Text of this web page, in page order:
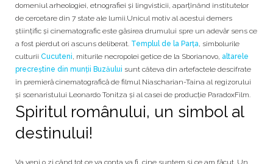
domeniul arheologiei, etnografiei și lingvisticii, aparțînând institutelor
de cercetare din 7 state ale lumii.Unicul motiv al acestui demers
științific și cinematografic este găsirea drumului spre un adevăr sens ce
a fost pierdut ori ascuns deliberat. Templul de la Parța , simbolurile
culturii Cucuteni , miturile necropolei getice de la Sborianovo, altarele
precreștine din munții Buzăului sunt câteva din artefactele descifrate
în premieră cinematografică de filmul Niascharian-Taina al regizorului
și scenaristului Leonardo Tonitza și al casei de producție ParadoxFilm.
Spiritul românului, un simbol al
destinului!
Va veni o zi când tot ce va conta va fi, cine suntem și ce am făcut. Un